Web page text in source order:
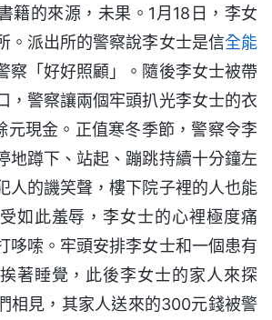
籍的來源，未果。1月18日，李女
。派出所的警察說李女士是信全能
察「好好照顧」。隨後李女士被帶
，警察讓兩個牢頭扒光李女士的衣
元現金。正值寒冬季節，警察令李
地蹲下、站起、蹦跳持續十分鐘左
人的譏笑聲，樓下院子裡的人也能
如此羞辱，李女士的心裡極度痛
哆嗦。牢頭安排李女士和一個患有
著睡覺，此後李女士的家人來探
相見，其家人送來的300元錢被警